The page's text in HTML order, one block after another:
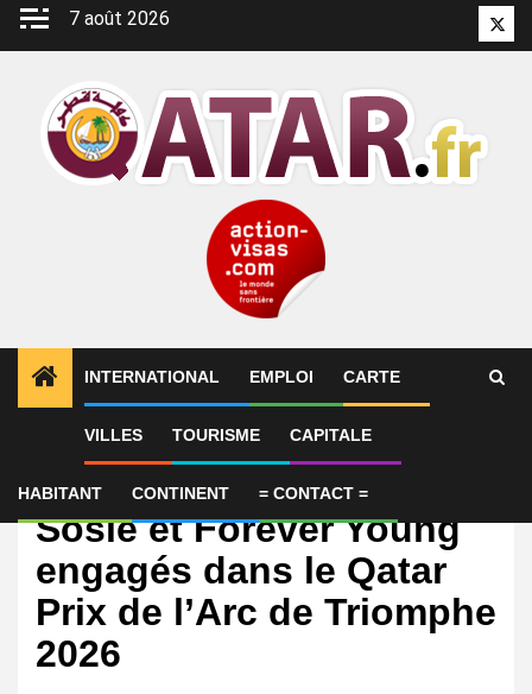
Aller
7 août 2026
INTERNATIONAL EMPLOI CARTE
VILLES TOURISME CAPITALE
HABITANT CONTINENT = CONTACT =
International
Daryz, Minnie Hauk,
Sosie et Forever Young
engagés dans le Qatar
Prix de l’Arc de Triomphe
2026